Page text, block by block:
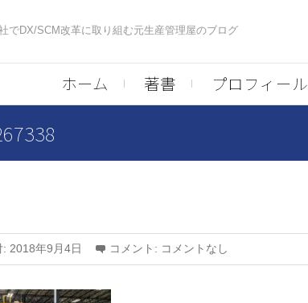
でDX/SCM改革に取り組む元生産管理屋のブログ
ホーム 著書 プロフィール
: 2018年9月4日 コメント: コメントなし